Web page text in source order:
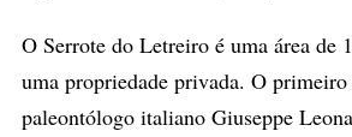
O Serrote do Letreiro é uma área de
uma propriedade privada. O
paleontólogo italiano Giuseppe